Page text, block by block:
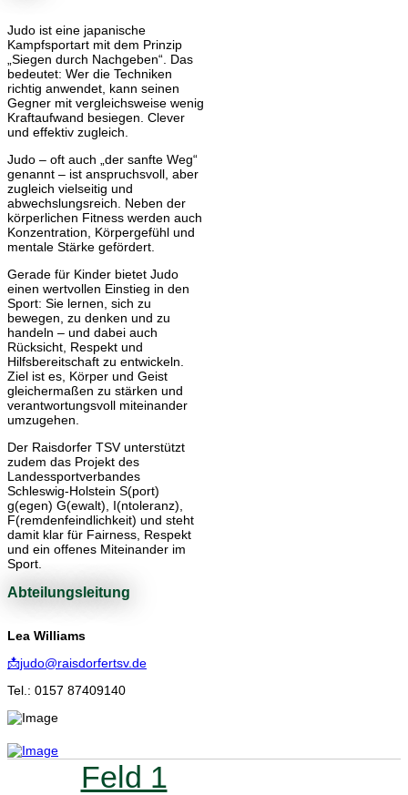
Judo ist eine japanische
Kampfsportart mit dem Prinzip
„Siegen durch Nachgeben“. Das
bedeutet: Wer die Techniken
richtig anwendet, kann seinen
Gegner mit vergleichsweise wenig
Kraftaufwand besiegen. Clever
und effektiv zugleich.
Judo – oft auch „der sanfte Weg“
genannt – ist anspruchsvoll, aber
zugleich vielseitig und
abwechslungsreich. Neben der
körperlichen Fitness werden auch
Konzentration, Körpergefühl und
mentale Stärke gefördert.
Gerade für Kinder bietet Judo
einen wertvollen Einstieg in den
Sport: Sie lernen, sich zu
bewegen, zu denken und zu
handeln – und dabei auch
Rücksicht, Respekt und
Hilfsbereitschaft zu entwickeln.
Ziel ist es, Körper und Geist
gleichermaßen zu stärken und
verantwortungsvoll miteinander
umzugehen.
Der Raisdorfer TSV unterstützt
zudem das Projekt des
Landessportverbandes
Schleswig-Holstein S(port)
g(egen) G(ewalt), I(ntoleranz),
F(remdenfeindlichkeit) und steht
damit klar für Fairness, Respekt
und ein offenes Miteinander im
Sport.
Abteilungsleitung
Lea Williams
📩judo@raisdorfertsv.de
Tel.: 0157 87409140
Feld 1